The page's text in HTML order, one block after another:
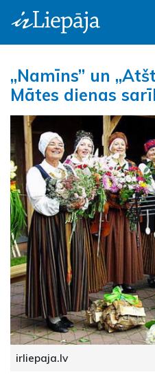
„Namīns” un
Mātes dienas
irliepaja.lv